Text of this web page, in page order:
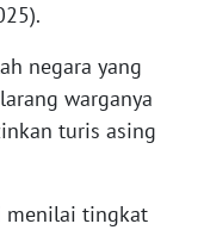
negara yang
warganya
turis asing
menilai tingkat